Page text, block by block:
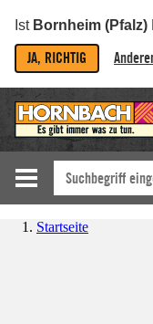
Ist Bornheim (Pfalz)
JA, RICHTIG
Startseite